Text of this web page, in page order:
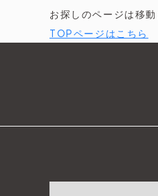
お探しのページは移
TOPページはこちら